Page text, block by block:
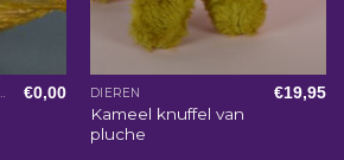
€0,00 DIEREN
Kameel knuffel van
pluche
€19,95